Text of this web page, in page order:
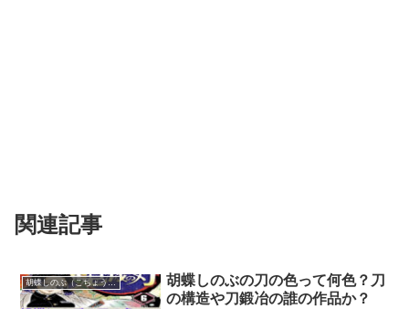
関連記事
胡蝶しのぶ（こちょう しのぶ）
胡蝶しのぶの刀の色って何色？刀
の構造や刀鍛冶の誰の作品か？